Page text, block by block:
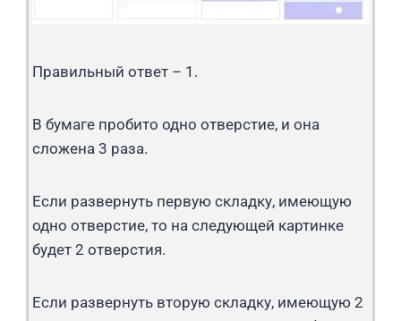
Правильный ответ – 1.
В бумаге пробито одно отверстие, и она
сложена 3 раза.
Если развернуть первую складку, имеющую
одно отверстие, то на следующей картинке
будет 2 отверстия.
Если развернуть вторую складку, имеющую 2